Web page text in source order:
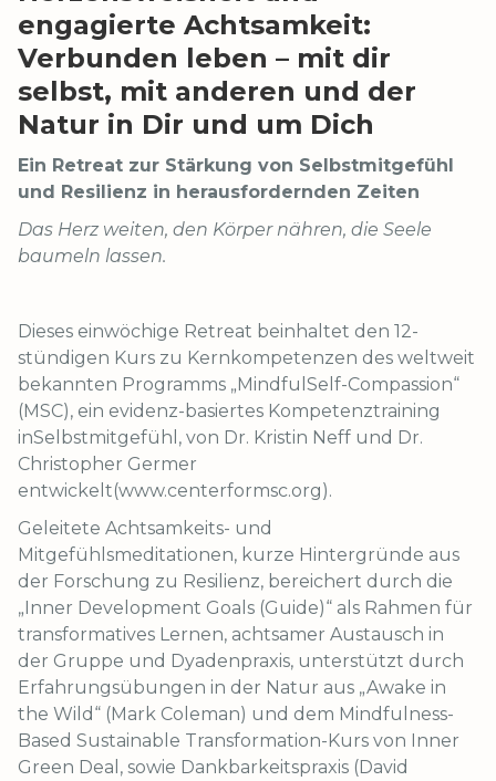
engagierte Achtsamkeit:
Verbunden leben – mit dir
selbst, mit anderen und der
Natur in Dir und um Dich
Ein Retreat zur Stärkung von Selbstmitgefühl
und Resilienz in herausfordernden Zeiten
Das Herz weiten, den Körper nähren, die Seele
baumeln lassen.
Dieses einwöchige Retreat beinhaltet den 12-
stündigen Kurs zu Kernkompetenzen des weltweit
bekannten Programms „MindfulSelf-Compassion“
(MSC), ein evidenz-basiertes Kompetenztraining
inSelbstmitgefühl, von Dr. Kristin Neff und Dr.
Christopher Germer
entwickelt(www.centerformsc.org).
Geleitete Achtsamkeits- und
Mitgefühlsmeditationen, kurze Hintergründe aus
der Forschung zu Resilienz, bereichert durch die
„Inner Development Goals (Guide)“ als Rahmen für
transformatives Lernen, achtsamer Austausch in
der Gruppe und Dyadenpraxis, unterstützt durch
Erfahrungsübungen in der Natur aus „Awake in
the Wild“ (Mark Coleman) und dem Mindfulness-
Based Sustainable Transformation-Kurs von Inner
Green Deal, sowie Dankbarkeitspraxis (David